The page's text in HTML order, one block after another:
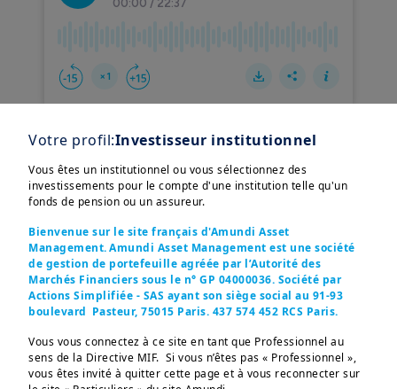
Dans le deuxième épisode de notre série
en cinq parties sur l'actionnariat
responsable, AaronMcDougall
Responsable recherche climat, et
Callaghan, Responsable de la recherche
sur les actions européennes, échangent
sur le thème de l'engagement des
liant lesengagements climatiquesaux
considérations financières des
Afficher plus
Votre profil:Investisseur institutionnel
Vous êtes un institutionnel ou vous sélectionnez des
investissements pour le compte d'une institution telle qu'un
fonds de pension ou un assureur.
Bienvenue sur le site français d'Amundi Asset
Management. Amundi Asset Management est une société
de gestion de portefeuille agréée par l’Autorité des
Marchés Financiers sous le n° GP 04000036. Société par
Actions Simplifiée - SAS ayant son siège social au 91-93
boulevard Pasteur, 75015 Paris. 437 574 452 RCS Paris.
Vous vous connectez à ce site en tant que Professionnel au
sens de la Directive MIF. Si vous n’êtes pas « Professionnel »,
vous êtes invité à quitter cette page et à vous reconnecter sur